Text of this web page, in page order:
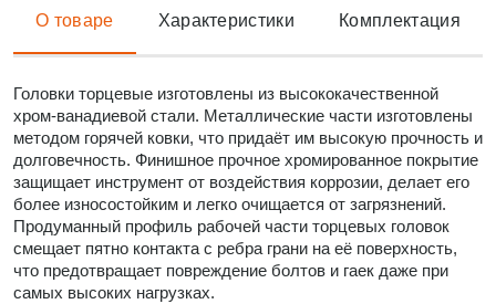
О товаре Характеристики Комплектация
Головки торцевые изготовлены из высококачественной
хром-ванадиевой стали. Металлические части изготовлены
методом горячей ковки, что придаёт им высокую прочность и
долговечность. Финишное прочное хромированное покрытие
защищает инструмент от воздействия коррозии, делает его
более износостойким и легко очищается от загрязнений.
Продуманный профиль рабочей части торцевых головок
смещает пятно контакта с ребра грани на её поверхность,
что предотвращает повреждение болтов и гаек даже при
самых высоких нагрузках.